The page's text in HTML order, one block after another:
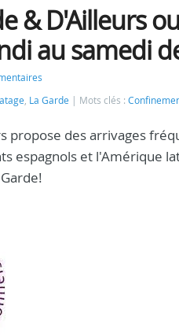
& D'Ailleurs
au samedi
, La Garde Mots clés :
propose des arrivages
espagnols et l'Amérique